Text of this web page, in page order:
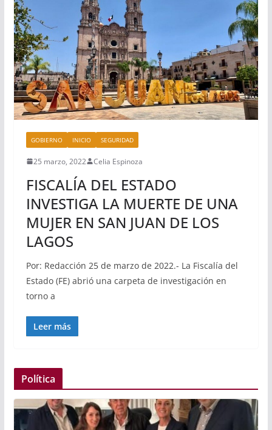
GOBIERNO INICIO SEGURIDAD
25 marzo, 2022 Celia Espinoza
FISCALÍA DEL ESTADO
INVESTIGA LA MUERTE DE UNA
MUJER EN SAN JUAN DE LOS
LAGOS
Por: Redacción 25 de marzo de 2022.- La Fiscalía del
Estado (FE) abrió una carpeta de investigación en
torno a
Leer más
Política